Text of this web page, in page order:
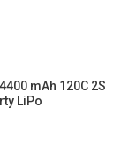
mAh 120C 2S
LiPo